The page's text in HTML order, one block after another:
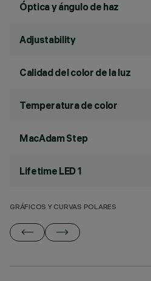
Óptica y ángulo de haz
Adjustability
Calidad del color de la luz
Temperatura de color
MacAdam Step
Lifetime LED 1
GRÁFICOS Y CURVAS POLARES